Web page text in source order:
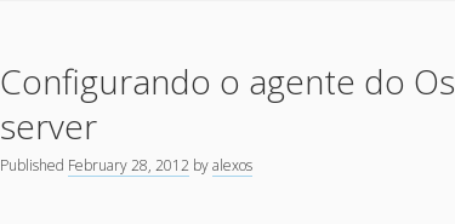
monitorar
os
customizados
Configurando o agente do
server
Published February 28, 2012 byalexos